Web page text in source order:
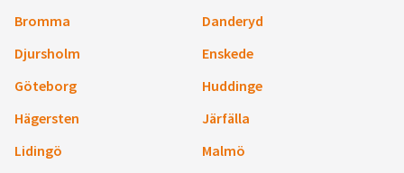
Bromma
Danderyd
Djursholm
Enskede
Göteborg
Huddinge
Hägersten
Järfälla
Lidingö
Malmö